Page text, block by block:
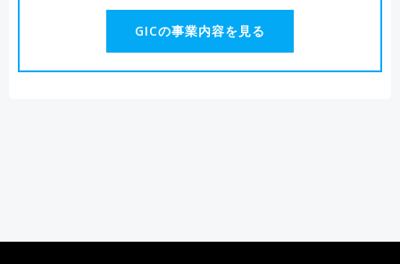
GICの事業内容を見る